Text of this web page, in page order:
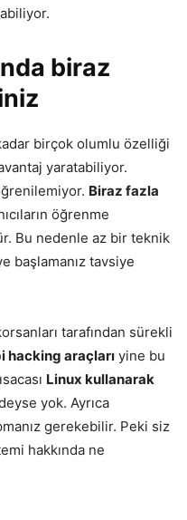
biraz
birçok olumlu özelliği
yaratabiliyor.
Biraz fazla
öğrenme
Bu nedenle az bir teknik
başlamanız tavsiye
tarafından sürekli
hacking araçları yine bu
Linux kullanarak
yok. Ayrıca
gerekebilir. Peki siz
hakkında ne